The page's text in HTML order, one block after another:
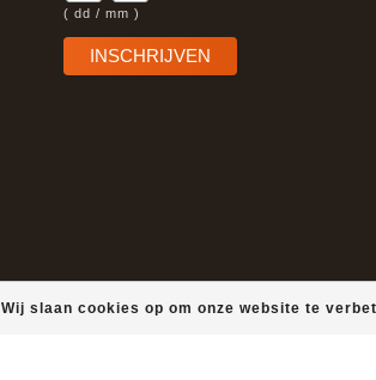
Wij slaan cookies op om onze website te
( dd / mm )